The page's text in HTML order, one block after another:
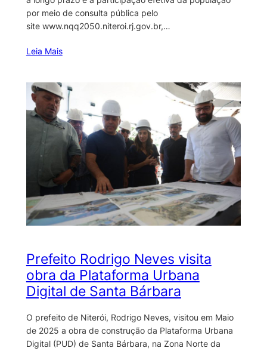
por meio de consulta pública pelo
site www.nqq2050.niteroi.rj.gov.br,…
Leia Mais
Prefeito Rodrigo Neves visita
obra da Plataforma Urbana
Digital de Santa Bárbara
O prefeito de Niterói, Rodrigo Neves, visitou em Maio
de 2025 a obra de construção da Plataforma Urbana
Digital (PUD) de Santa Bárbara, na Zona Norte da